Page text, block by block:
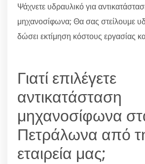
Ψάχνετε υδραυλικό για
μηχανοσίφωνα; Θα σας στείλουμε
δώσει εκτίμηση κόστους εργασίας
Γιατί επιλέγετε
αντικατάσταση
μηχανοσίφωνα
Πετράλωνα από
εταιρεία μας;